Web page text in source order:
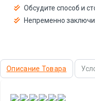
Обсудите способ и
Непременно
Описание Товара
, , , , ,